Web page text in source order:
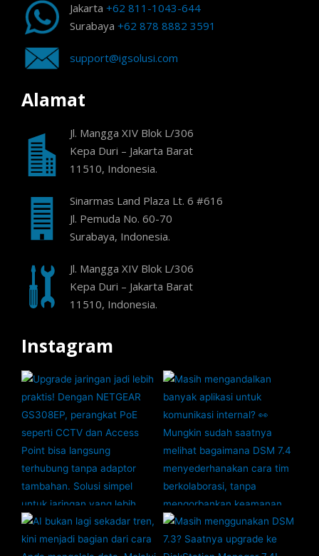
Jakarta +62 811-1043-644
Surabaya +62 878 8882 3591
support@igsolusi.com
Alamat
Jl. Mangga XIV Blok L/306
Kepa Duri – Jakarta Barat
11510, Indonesia.
Sinarmas Land Plaza Lt. 6 #616
Jl. Pemuda No. 60-70
Surabaya, Indonesia.
Jl. Mangga XIV Blok L/306
Kepa Duri – Jakarta Barat
11510, Indonesia.
Instagram